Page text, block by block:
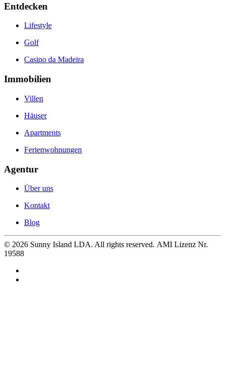
Entdecken
Lifestyle
Golf
Casino da Madeira
Immobilien
Villen
Häuser
Apartments
Ferienwohnungen
Agentur
Über uns
Kontakt
Blog
© 2026 Sunny Island LDA. All rights reserved. AMI Lizenz Nr.
19588